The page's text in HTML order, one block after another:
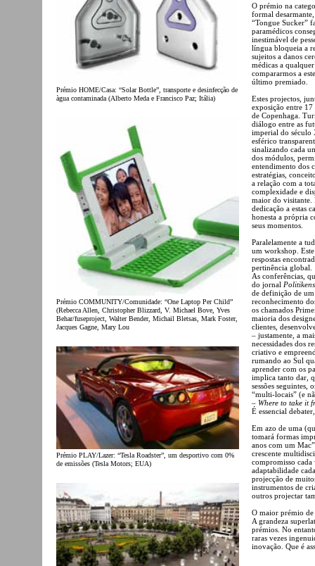
Prémio HOME/Casa: “Solar Bottle”, transporte e desinfecção de
àgua contaminada (Alberto Meda e Francisco Paz; Itália)
Prémio COMMUNITY/Comunidade: “One Laptop Per Child”
(Rebecca Allen, Christopher Blizzard, V. Michael Bove, Yves
Behar/fuseproject, Walter Bender, Michail Bletsas, Mark Foster,
Jacques Gagne, Mary Lou
Prémio PLAY/Lazer: “Tesla Roadster”, um desportivo com 0%
de emissões (Tesla Motors; EUA)
O prémio na
formal
“Tongue Sucker”
paramédicos
inestimável de
língua bloqueia a
sujeitos a danos
médicas a
compararmos a
último premiado.
Estes projectos,
exposição entre
de Copenhaga.
diálogo entre as
imperial do século
esférico
sinalizando cada
dos módulos,
entendimento dos
estratégias,
a relação com a
complexidade e
maior do visitante.
dedicação a estas
honesta a própria
seus momentos.
Paralelamente a
um workshop.
respostas
pertinência global.
As conferências,
do jornal Politikens
de definição de
reconhecimento
os chamados
maioria dos
clientes,
– justamente, a
necessidades dos
criativo e
rumando ao Sul
aprender com os
implica tanto dar,
sessões seguintes,
“multi-locais” (e
– Where to take it
É essencial
Em azo de uma
tomará formas
anos com um
crescente
compromisso
adaptabilidade
projecção de
instrumentos de
outros projectar
O maior prémio
A grandeza
prémios. No
raras vezes
inovação. Que é